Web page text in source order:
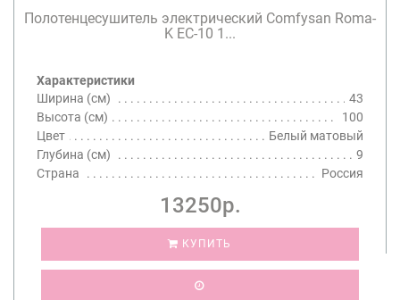
Полотенцесушитель электрический Comfysan Roma-
K EC-10 1...
Характеристики
Ширина (см)
43
Высота (см)
100
Цвет
Белый матовый
Глубина (см)
9
Страна
Россия
13250р.
КУПИТЬ